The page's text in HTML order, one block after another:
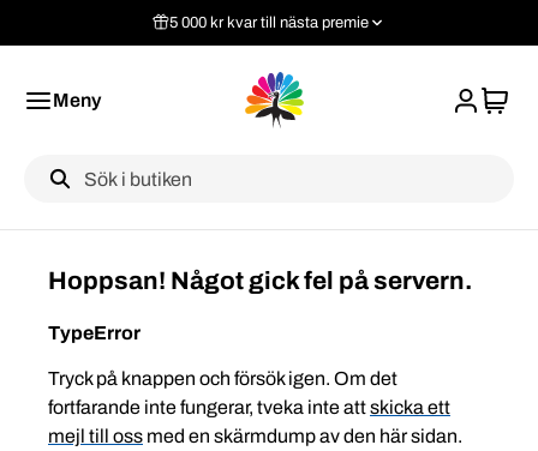
5 000 kr kvar till nästa premie
Meny
Label
Hoppsan! Något gick fel på servern.
TypeError
Tryck på knappen och försök igen. Om det
fortfarande inte fungerar, tveka inte attskicka ett
mejl till oss med en skärmdump av den här sidan.